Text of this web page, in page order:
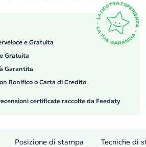
e Gratuita
Gratuita
Garantita
Bonifico o Carta di Credito
certificate raccolte da Feedaty
Posizione di stampa Tecniche di